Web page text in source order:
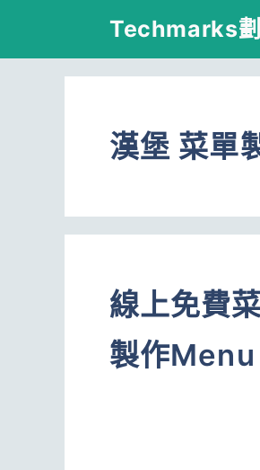
Techmarks
漢堡 菜單
線上免費
製作Menu